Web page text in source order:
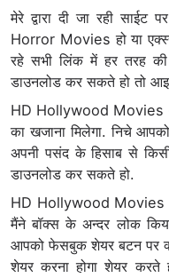
मेरे द्वारा दी जा रही साईट
Horror Movies हो या
रहे सभी लिंक में हर तरह
डाउनलोड कर सकते हो तो
HD Hollywood Movies -
का खजाना मिलेगा. निचे
अपनी पसंद के हिसाब से
डाउनलोड कर सकते हो.
HD Hollywood Movies
मैंने बॉक्स के अन्दर लोक
आपको फेसबुक शेयर बटन पर
शेयर करना होगा शेयर